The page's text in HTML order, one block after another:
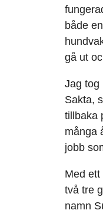
både
gå ut
Jag tog
Sakta,
tillbaka
många
jobb
Med
två tre
namn